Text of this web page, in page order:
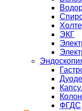
ЭКГ
ФГДС